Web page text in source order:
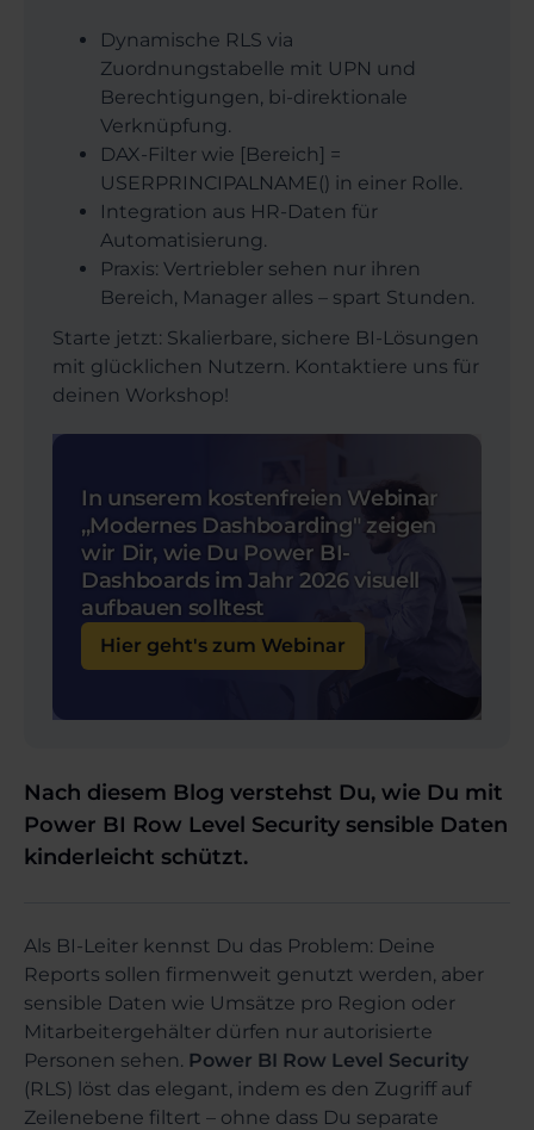
Dynamische RLS via
Zuordnungstabelle mit UPN und
Berechtigungen, bi-direktionale
Verknüpfung.
DAX-Filter wie [Bereich] =
USERPRINCIPALNAME() in einer Rolle.
Integration aus HR-Daten für
Automatisierung.
Praxis: Vertriebler sehen nur ihren
Bereich, Manager alles – spart Stunden.
Starte jetzt: Skalierbare, sichere BI-Lösungen
mit glücklichen Nutzern. Kontaktiere uns für
deinen Workshop!
In unserem kostenfreien Webinar
,,Modernes Dashboarding" zeigen
wir Dir, wie Du Power BI-
Dashboards im Jahr 2026 visuell
aufbauen solltest
Hier geht's zum Webinar
Nach diesem Blog verstehst Du, wie Du mit
Power BI Row Level Security sensible Daten
kinderleicht schützt.
Als BI-Leiter kennst Du das Problem: Deine
Reports sollen firmenweit genutzt werden, aber
sensible Daten wie Umsätze pro Region oder
Mitarbeitergehälter dürfen nur autorisierte
Personen sehen. Power BI Row Level Security
(RLS) löst das elegant, indem es den Zugriff auf
Zeilenebene filtert – ohne dass Du separate